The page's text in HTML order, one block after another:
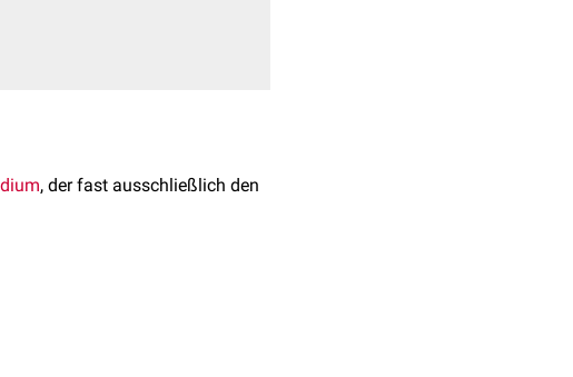
, der fast ausschließlich den
einer